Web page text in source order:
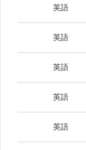
英語
英語
英語
英語
英語